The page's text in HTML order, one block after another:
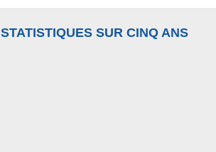
STATISTIQUES SUR CINQ ANS